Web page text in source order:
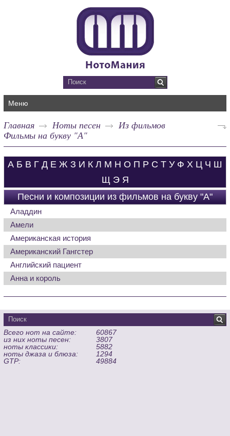
Меню
Главная Ноты песен
Из фильмов
Фильмы на букву "А"
А Б В Г Д Е Ж З И К Л М Н О П Р С Т У Ф Х Ц Ч Ш
Щ Э Я
Песни и композиции из фильмов на букву "А"
Аладдин
Амели
Американская история
Американский Гангстер
Английский пациент
Анна и король
Всего нот на сайте:
60867
из них ноты песен:
3807
ноты классики:
5882
ноты джаза и блюза:
1294
GTP:
49884